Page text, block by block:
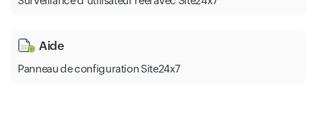
Aide
Panneau de configuration Site24x7